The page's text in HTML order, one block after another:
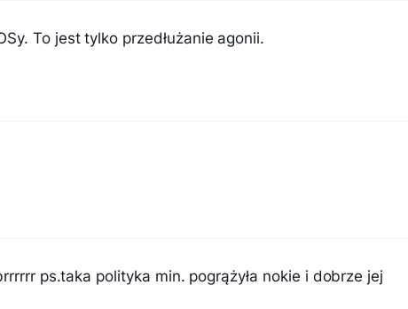
To jest tylko przedłużanie agonii.
ps.taka polityka min. pogrążyła nokie i dobrze jej